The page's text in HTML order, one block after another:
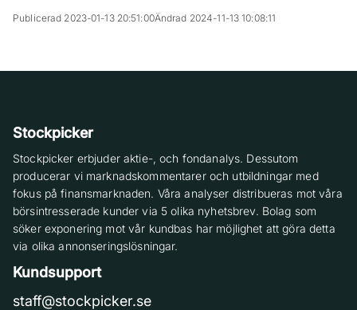
Publicerad 2023-01-13 20:51:00Ändrad 2024-11-13 10:08:11
Stockpicker
Stockpicker erbjuder aktie-, och fondanalys. Dessutom
producerar vi marknadskommentarer och utbildningar med
fokus på finansmarknaden. Våra analyser distribueras mot våra
börsintresserade kunder via 5 olika nyhetsbrev. Bolag som
söker exponering mot vår kundbas har möjlighet att göra detta
via olika annonseringslösningar.
Kundsupport
staff@stockpicker.se